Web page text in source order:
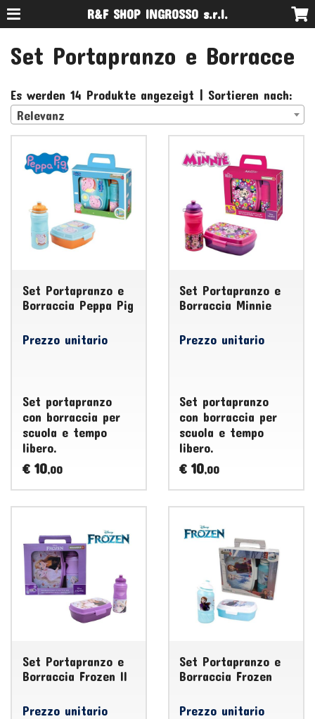
R&F SHOP INGROSSO s.r.l.
Set Portapranzo e Borracce
Es werden 14 Produkte angezeigt | Sortieren nach:
Relevanz
Set Portapranzo e
Borraccia Peppa Pig
Prezzo unitario
Set portapranzo
con borraccia per
scuola e tempo
libero.
€ 10,00
Set Portapranzo e
Borraccia Minnie
Prezzo unitario
Set portapranzo
con borraccia per
scuola e tempo
libero.
€ 10,00
Set Portapranzo e
Borraccia Frozen II
Prezzo unitario
Set Portapranzo e
Borraccia Frozen
Prezzo unitario